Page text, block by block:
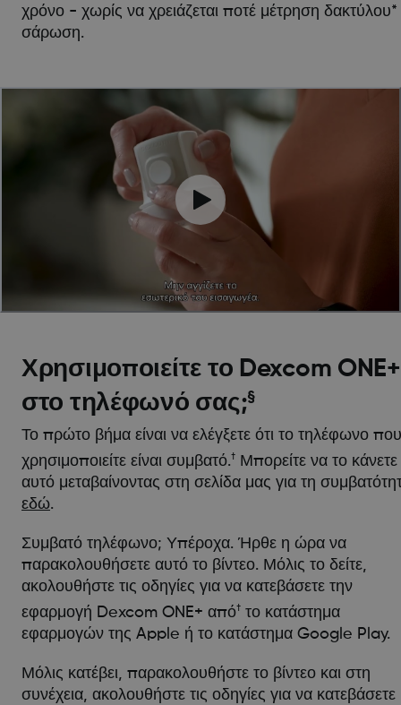
χρόνο - χωρίς να χρειάζεται ποτέ μέτρηση
σάρωση.
Χρησιμοποιείτε το Dexcom ONE+
στο τηλέφωνό σας;§
Το πρώτο βήμα είναι να ελέγξετε ότι το τηλέφωνο που
χρησιμοποιείτε είναι συμβατό.†
Μπορείτε να το κάνετε
αυτό μεταβαίνοντας στη σελίδα μας για τη
εδώ.
Συμβατό τηλέφωνο; Υπέροχα. Ήρθε η ώρα να
παρακολουθήσετε αυτό το βίντεο. Μόλις το δείτε,
ακολουθήστε τις οδηγίες για να κατεβάσετε την
εφαρμογή Dexcom ONE+ από† το κατάστημα
εφαρμογών της Apple ή το κατάστημα Google Play.
Μόλις κατέβει, παρακολουθήστε το βίντεο και στη
συνέχεια, ακολουθήστε τις οδηγίες για να κατεβάσετε